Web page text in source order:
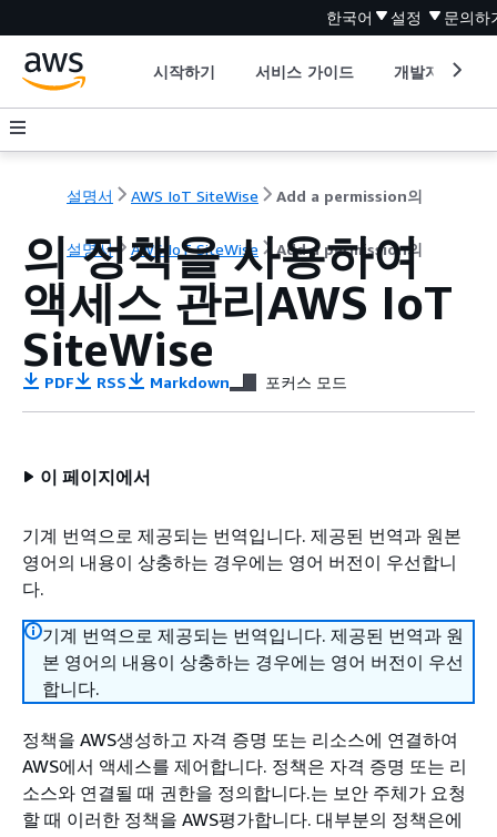
한국어 설정 문의하
시작하기 서비스 가이드 개발자 도구
설명서 AWS IoT SiteWise Add a permission의
설명서 AWS IoT SiteWise Add a permission의
의 정책을 사용하여
액세스 관리AWS IoT
SiteWise
PDF RSS Markdown 포커스 모드
이 페이지에서
기계 번역으로 제공되는 번역입니다. 제공된 번역과 원본
영어의 내용이 상충하는 경우에는 영어 버전이 우선합니
다.
기계 번역으로 제공되는 번역입니다. 제공된 번역과 원
본 영어의 내용이 상충하는 경우에는 영어 버전이 우선
합니다.
정책을 AWS생성하고 자격 증명 또는 리소스에 연결하여
AWS에서 액세스를 제어합니다. 정책은 자격 증명 또는 리
소스와 연결될 때 권한을 정의합니다.는 보안 주체가 요청
할 때 이러한 정책을 AWS평가합니다. 대부분의 정책은에